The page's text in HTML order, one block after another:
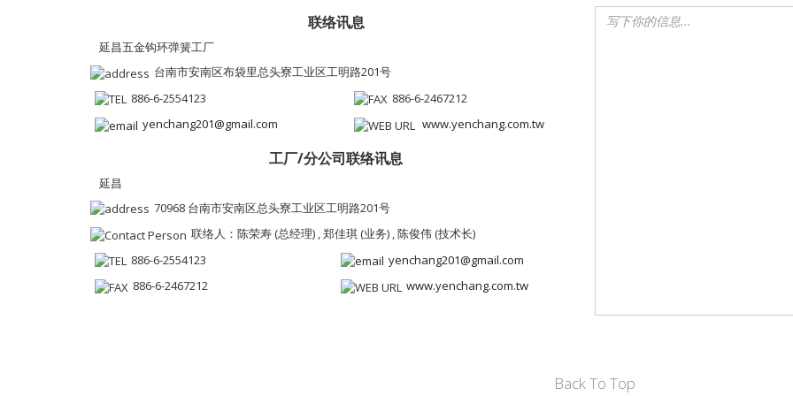
联络讯息
延昌五金钩环弹簧工厂
台南市安南区布袋里总头寮工业区工明路201号
886-6-2554123
886-6-2467212
yenchang201@gmail.com
www.yenchang.com.tw
工厂/分公司联络讯息
延昌
70968 台南市安南区总头寮工业区工明路201号
联络人：陈荣寿 (总经理) , 郑佳琪 (业务) , 陈俊伟 (技术长)
886-6-2554123
886-6-2467212
yenchang201@gmail.com
www.yenchang.com.tw
Back To Top